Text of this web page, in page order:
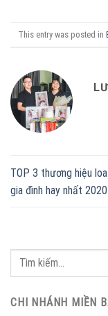
This entry was posted in
TOP 3 thương hiệu
gia đình hay nhất 2020
CHI NHÁNH MIỀN